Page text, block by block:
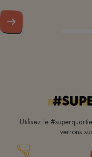
Utilisez le
verrons